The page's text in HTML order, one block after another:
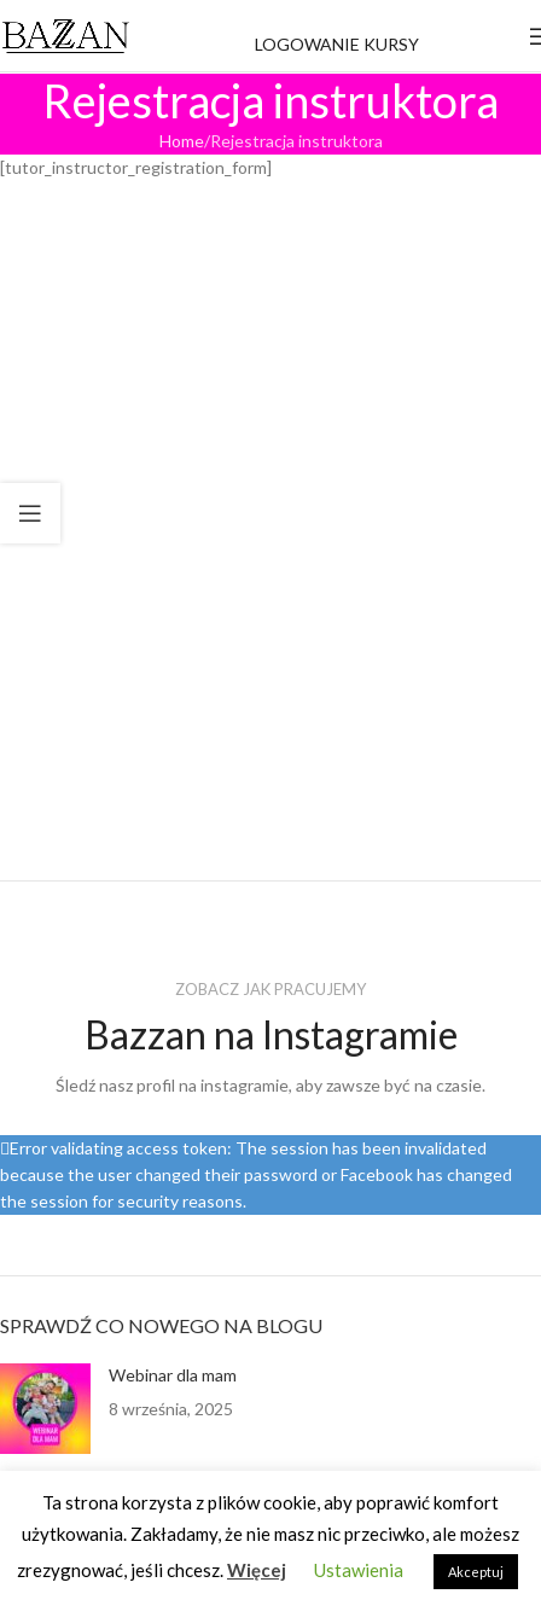
LOGOWANIE KURSY
Rejestracja instruktora
Home Rejestracja instruktora
[tutor_instructor_registration_form]
ZOBACZ JAK PRACUJEMY
Bazzan na Instagramie
Śledź nasz profil na instagramie, aby zawsze być na czasie.
Error validating access token: The session has been invalidated
because the user changed their password or Facebook has changed
the session for security reasons.
SPRAWDŹ CO NOWEGO NA BLOGU
Webinar dla mam
8 września, 2025
Historia Olgi
25 września, 2024
Ta strona korzysta z plików cookie, aby poprawić komfort
użytkowania. Zakładamy, że nie masz nic przeciwko, ale możesz
zrezygnować, jeśli chcesz.Więcej Ustawienia Akceptuj